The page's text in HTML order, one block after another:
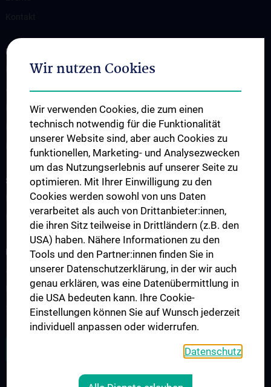
FORSCHUNG
Forschung und Innovation
Publikationen
International geförderte Projekte
STUDIUM, AUS- UND WEITERBILDUNG
Diplom- und Doktoratsstudium
Fachärzt:innen-Ausbildung
PATIENT:INNEN UND ZUWEISER:INNEN, PROBAND:INNEN
Arzneimittelambulanz
Klinische Studien
Studienteilnehmer:innen
Wir nutzen Cookies
Wir verwenden Cookies, die zum einen
technisch notwendig für die Funktionalität
unserer Website sind, aber auch Cookies zu
funktionellen, Marketing- und Analysezwecken
um das Nutzungserlebnis auf unserer Seite zu
optimieren. Mit Ihrer Einwilligung zu den
Cookies werden sowohl von uns Daten
verarbeitet als auch von Drittanbieter:innen,
die ihren Sitz teilweise in Drittländern (z.B. den
USA) haben. Nähere Informationen zu den
Tools und den Partner:innen finden Sie in
unserer Datenschutzerklärung, in der wir auch
genau erklären, was eine Datenübermittlung in
die USA bedeuten kann. Ihre Cookie-
Einstellungen können Sie auf Wunsch jederzeit
individuell anpassen oder widerrufen.
Datenschutz